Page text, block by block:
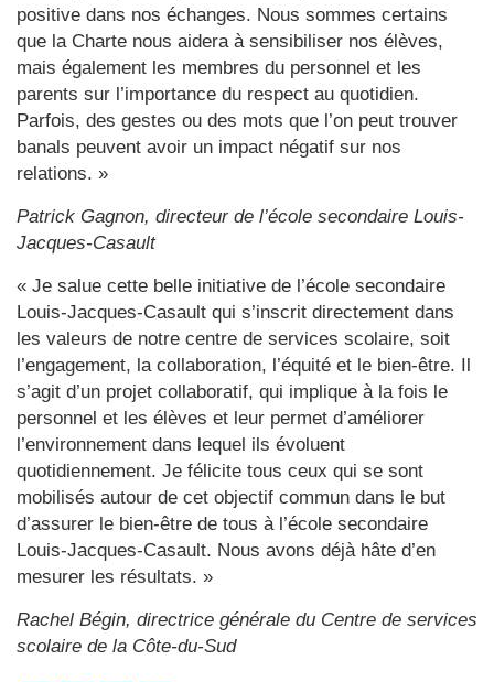
positive dans nos échanges. Nous sommes certains
que la Charte nous aidera à sensibiliser nos élèves,
mais également les membres du personnel et les
parents sur l’importance du respect au quotidien.
Parfois, des gestes ou des mots que l’on peut trouver
banals peuvent avoir un impact négatif sur nos
relations. »
Patrick Gagnon, directeur de l’école secondaire Louis-
Jacques-Casault
« Je salue cette belle initiative de l’école secondaire
Louis-Jacques-Casault qui s’inscrit directement dans
les valeurs de notre centre de services scolaire, soit
l’engagement, la collaboration, l’équité et le bien-être. Il
s’agit d’un projet collaboratif, qui implique à la fois le
personnel et les élèves et leur permet d’améliorer
l’environnement dans lequel ils évoluent
quotidiennement. Je félicite tous ceux qui se sont
mobilisés autour de cet objectif commun dans le but
d’assurer le bien-être de tous à l’école secondaire
Louis-Jacques-Casault. Nous avons déjà hâte d’en
mesurer les résultats. »
Rachel Bégin, directrice générale du Centre de services
scolaire de la Côte-du-Sud